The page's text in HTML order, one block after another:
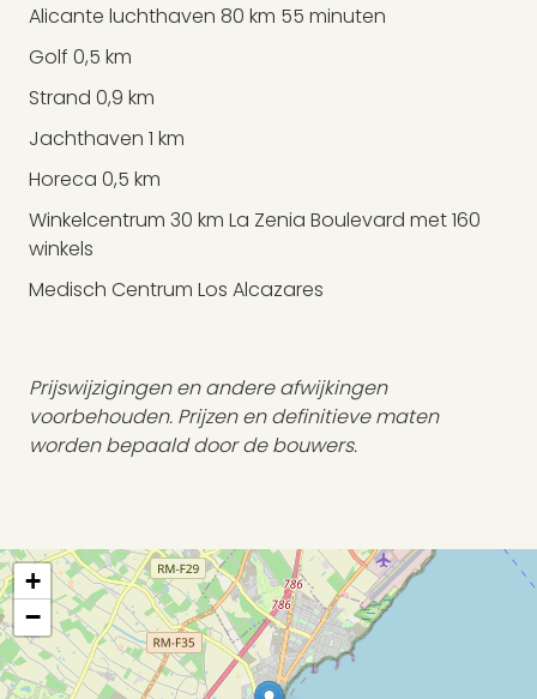
Alicante luchthaven 80 km 55 minuten
Golf 0,5 km
Strand 0,9 km
Jachthaven 1 km
Horeca 0,5 km
Winkelcentrum 30 km La Zenia Boulevard met 160
winkels
Medisch Centrum Los Alcazares
Prijswijzigingen en andere afwijkingen
voorbehouden. Prijzen en definitieve maten
worden bepaald door de bouwers.
+
−